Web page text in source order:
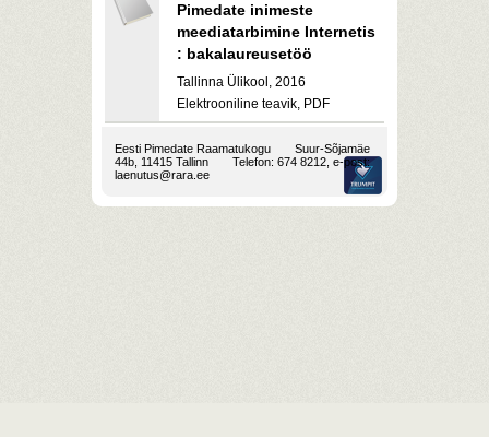
Pimedate inimeste
meediatarbimine Internetis
: bakalaureusetöö
Tallinna Ülikool, 2016
Elektrooniline teavik, PDF
Eesti Pimedate Raamatukogu
Suur-Sõjamäe
44b, 11415 Tallinn
Telefon: 674 8212, e-post:
laenutus@rara.ee